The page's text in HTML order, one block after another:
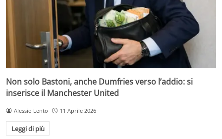
Non solo Bastoni, anche Dumfries verso l’addio: si
inserisce il Manchester United
Alessio Lento 11 Aprile 2026
Leggi di più